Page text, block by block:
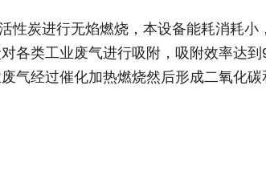
性炭进行无焰燃烧，本设备能耗消耗小
各类工业废气进行吸附，吸附效率达
气经过催化加热燃烧然后形成二氧化碳